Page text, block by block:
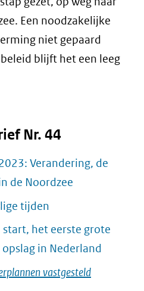
Een noodzakelijke
niet gepaard
blijft het een leeg
Nr. 44
Verandering, de
de Noordzee
tijden
start, het eerste grote
in Nederland
vastgesteld